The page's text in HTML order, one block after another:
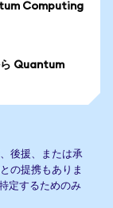
Computing
Quantum
後援、または承
の提携もありま
定するためのみ